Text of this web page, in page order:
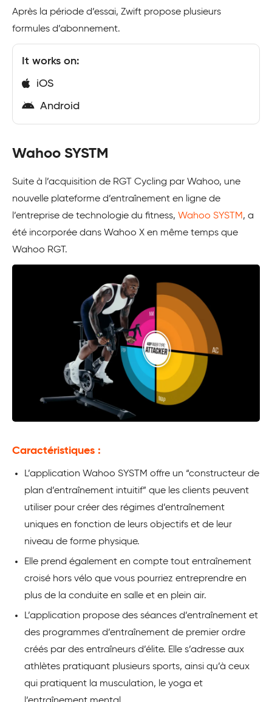
Après la période d’essai, Zwift propose plusieurs
formules d’abonnement.
It works on:
iOS
Android
Wahoo SYSTM
Suite à l’acquisition de RGT Cycling par Wahoo, une
nouvelle plateforme d’entraînement en ligne de
l’entreprise de technologie du fitness, Wahoo SYSTM, a
été incorporée dans Wahoo X en même temps que
Wahoo RGT.
Caractéristiques :
L’application Wahoo SYSTM offre un “constructeur de
plan d’entraînement intuitif” que les clients peuvent
utiliser pour créer des régimes d’entraînement
uniques en fonction de leurs objectifs et de leur
niveau de forme physique.
Elle prend également en compte tout entraînement
croisé hors vélo que vous pourriez entreprendre en
plus de la conduite en salle et en plein air.
L’application propose des séances d’entraînement et
des programmes d’entraînement de premier ordre
créés par des entraîneurs d’élite. Elle s’adresse aux
athlètes pratiquant plusieurs sports, ainsi qu’à ceux
qui pratiquent la musculation, le yoga et